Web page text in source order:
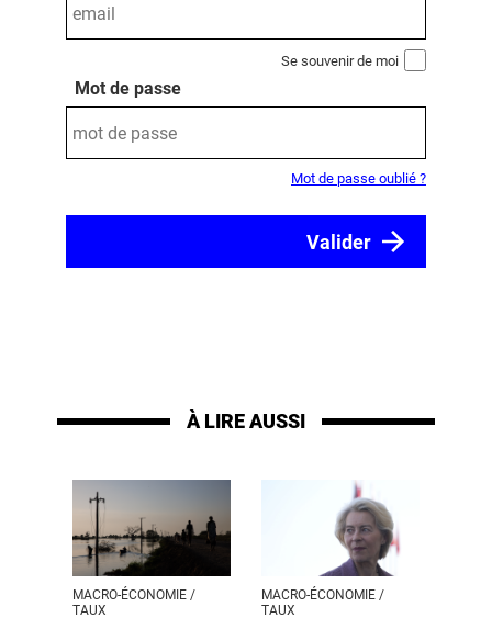
Se souvenir de moi
Mot de passe
Mot de passe oublié ?
À LIRE AUSSI
MACRO-ÉCONOMIE /
TAUX
MACRO-ÉCONOMIE /
TAUX